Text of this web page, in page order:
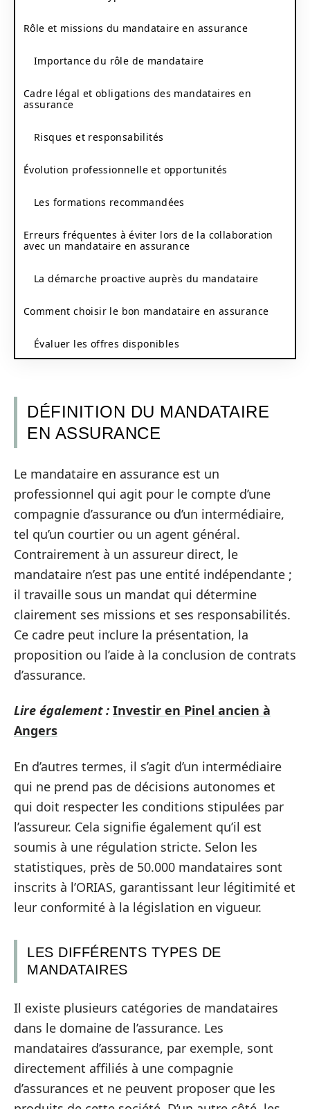
Rôle et missions du mandataire en assurance
Importance du rôle de mandataire
Cadre légal et obligations des mandataires en
assurance
Risques et responsabilités
Évolution professionnelle et opportunités
Les formations recommandées
Erreurs fréquentes à éviter lors de la collaboration
avec un mandataire en assurance
La démarche proactive auprès du mandataire
Comment choisir le bon mandataire en assurance
Évaluer les offres disponibles
DÉFINITION DU MANDATAIRE
EN ASSURANCE
Le mandataire en assurance est un
professionnel qui agit pour le compte d’une
compagnie d’assurance ou d’un intermédiaire,
tel qu’un courtier ou un agent général.
Contrairement à un assureur direct, le
mandataire n’est pas une entité indépendante ;
il travaille sous un mandat qui détermine
clairement ses missions et ses responsabilités.
Ce cadre peut inclure la présentation, la
proposition ou l’aide à la conclusion de contrats
d’assurance.
Lire également : Investir en Pinel ancien à
Angers
En d’autres termes, il s’agit d’un intermédiaire
qui ne prend pas de décisions autonomes et
qui doit respecter les conditions stipulées par
l’assureur. Cela signifie également qu’il est
soumis à une régulation stricte. Selon les
statistiques, près de 50.000 mandataires sont
inscrits à l’ORIAS, garantissant leur légitimité et
leur conformité à la législation en vigueur.
LES DIFFÉRENTS TYPES DE
MANDATAIRES
Il existe plusieurs catégories de mandataires
dans le domaine de l’assurance. Les
mandataires d’assurance, par exemple, sont
directement affiliés à une compagnie
d’assurances et ne peuvent proposer que les